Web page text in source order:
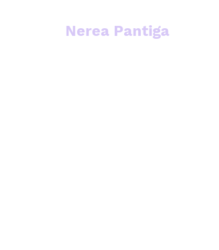
Nerea Pantiga